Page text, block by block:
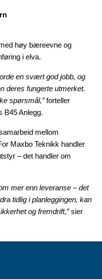
høy bæreevne og
i elva.
en svært god jobb, og
deres fungerte utmerket.
spørsmål,”forteller
B45 Anlegg.
mellom
Maxbo Teknikk handler
– det handler om
mer enn leveranse – det
tidlig i planleggingen, kan
og fremdrift,”sier